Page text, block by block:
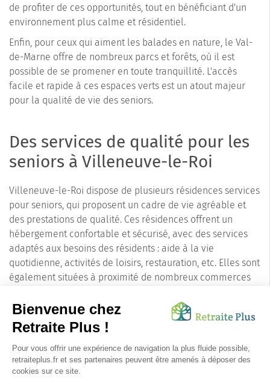
de profiter de ces opportunités, tout en bénéficiant d'un
environnement plus calme et résidentiel.
Enfin, pour ceux qui aiment les balades en nature, le Val-
de-Marne offre de nombreux parcs et forêts, où il est
possible de se promener en toute tranquillité. L'accès
facile et rapide à ces espaces verts est un atout majeur
pour la qualité de vie des seniors.
Des services de qualité pour les
seniors à Villeneuve-le-Roi
Villeneuve-le-Roi dispose de plusieurs résidences services
pour seniors, qui proposent un cadre de vie agréable et
des prestations de qualité. Ces résidences offrent un
hébergement confortable et sécurisé, avec des services
adaptés aux besoins des résidents : aide à la vie
quotidienne, activités de loisirs, restauration, etc. Elles sont
également situées à proximité de nombreux commerces
En choisissant de vivre à Villeneuve-le-Roi, les seniors
bénéficient d'un environnement calme et agréable, tout
et ses résidences services pour seniors sont donc une
option idéale pour les personnes âgées qui souhaitent